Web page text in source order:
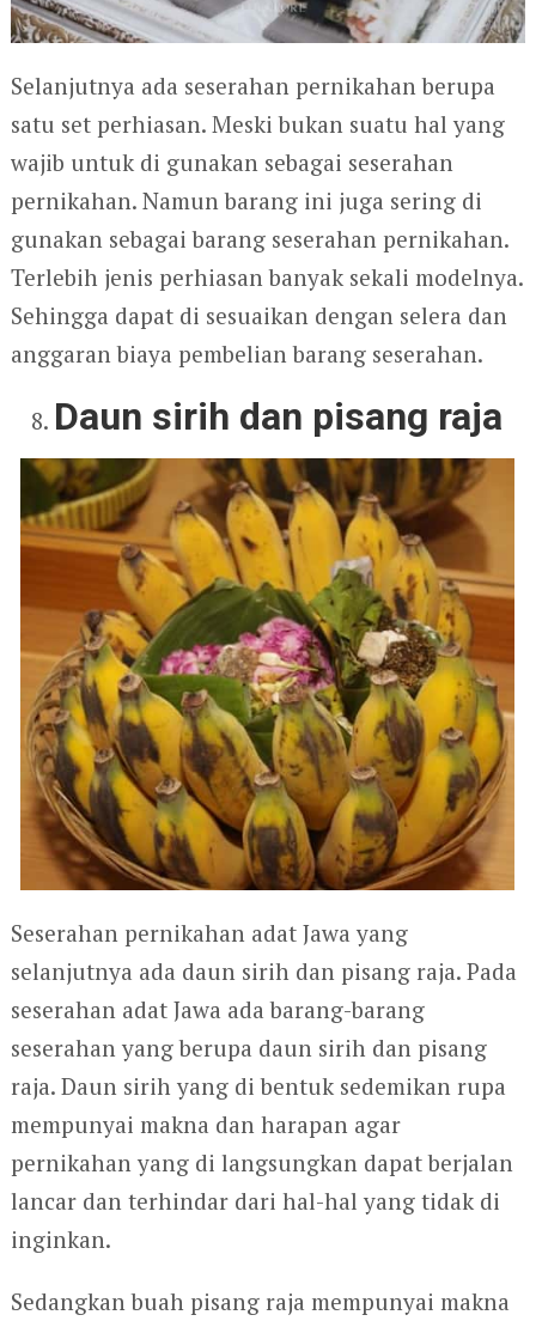
Selanjutnya ada seserahan pernikahan berupa
satu set perhiasan. Meski bukan suatu hal yang
wajib untuk di gunakan sebagai seserahan
pernikahan. Namun barang ini juga sering di
gunakan sebagai barang seserahan pernikahan.
Terlebih jenis perhiasan banyak sekali modelnya.
Sehingga dapat di sesuaikan dengan selera dan
anggaran biaya pembelian barang seserahan.
Daun sirih dan pisang raja
Seserahan pernikahan adat Jawa yang
selanjutnya ada daun sirih dan pisang raja. Pada
seserahan adat Jawa ada barang-barang
seserahan yang berupa daun sirih dan pisang
raja. Daun sirih yang di bentuk sedemikan rupa
mempunyai makna dan harapan agar
pernikahan yang di langsungkan dapat berjalan
lancar dan terhindar dari hal-hal yang tidak di
inginkan.
Sedangkan buah pisang raja mempunyai makna